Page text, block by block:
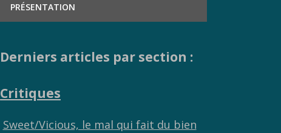
PRÉSENTATION
Derniers articles par section :
Critiques
Sweet/Vicious, le mal qui fait du bien